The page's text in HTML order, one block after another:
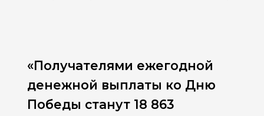
«Получателями ежегодной
денежной выплаты ко Дню
Победы станут 18 863